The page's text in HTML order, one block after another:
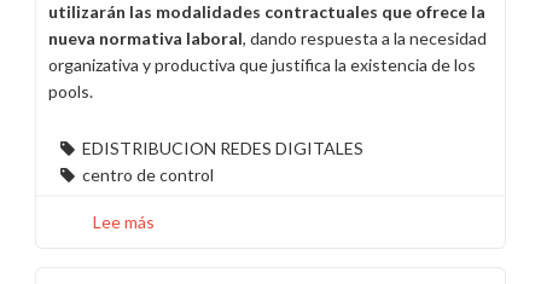
utilizarán las modalidades contractuales que ofrece la
nueva normativa laboral, dando respuesta a la necesidad
organizativa y productiva que justifica la existencia de los
pools.
EDISTRIBUCION REDES DIGITALES
centro de control
Lee más